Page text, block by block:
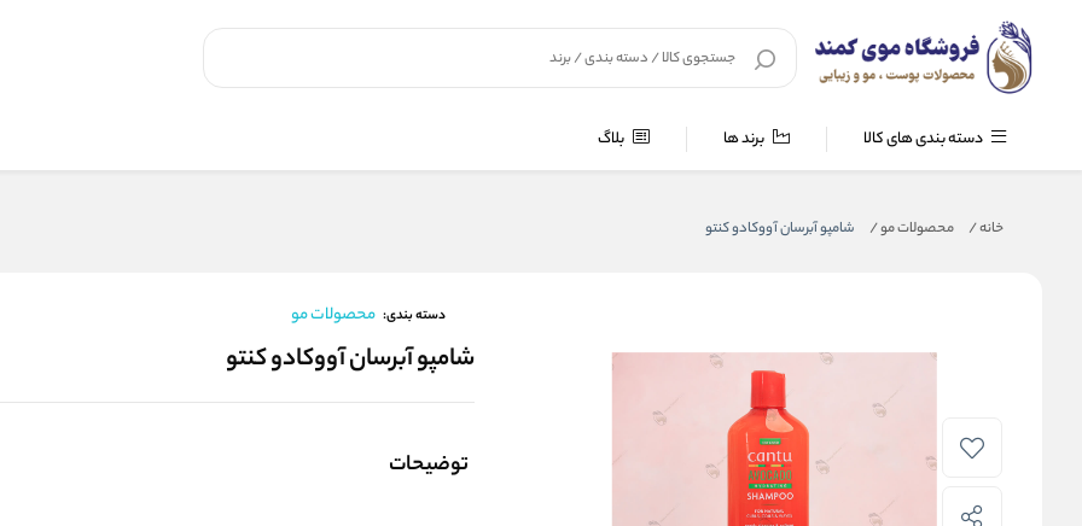
دسته بندی های کالا برند ها بلاگ
خانه/ محصولات مو/ شامپو آبرسان آووکادو کنتو
دسته بندی: محصولات مو
شامپو آبرسان آووکادو کنتو
توضیحات